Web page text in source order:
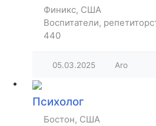
Финикс, США
Воспитатели,
440
05.03.2025 Aro
Психолог
Бостон, США